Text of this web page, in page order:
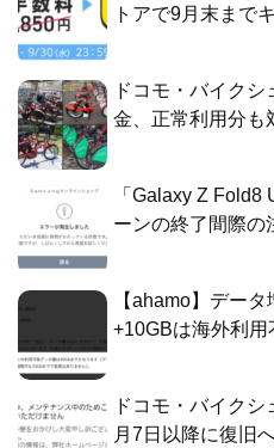
トアで9月末まで
ドコモ・バイク
金、正常利用分も
「Galaxy Z
ーンの終了間際の
【ahamo】デー
+10GBは海外利用
ドコモ・バイク
月7日以降に復旧